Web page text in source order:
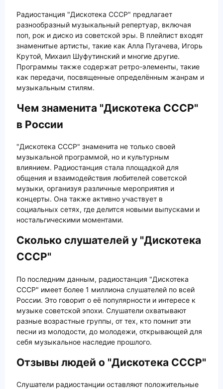
Радиостанция "Дискотека СССР" предлагает
разнообразный музыкальный репертуар, включая
поп, рок и диско из советской эры. В плейлист входят
знаменитые артисты, такие как Алла Пугачева, Игорь
Крутой, Михаил Шуфутинский и многие другие.
Программы также содержат ретро-элементы, такие
как передачи, посвященные определённым жанрам и
музыкальным стилям.
Чем знаменита "Дискотека СССР"
в России
"Дискотека СССР" знаменита не только своей
музыкальной программой, но и культурным
влиянием. Радиостанция стала площадкой для
общения и взаимодействия любителей советской
музыки, организуя различные мероприятия и
концерты. Она также активно участвует в
социальных сетях, где делится новыми выпусками и
ностальгическими моментами.
Сколько слушателей у "Дискотека
СССР"
По последним данным, радиостанция "Дискотека
СССР" имеет более 1 миллиона слушателей по всей
России. Это говорит о её популярности и интересе к
музыке советской эпохи. Слушатели охватывают
разные возрастные группы, от тех, кто помнит эти
песни из молодости, до молодежи, открывающей для
себя музыкальное наследие прошлого.
Отзывы людей о "Дискотека СССР"
Слушатели радиостанции оставляют положительные